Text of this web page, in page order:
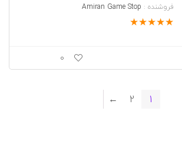
فروشنده : Amiran Game Stop
★
★
★
★
★
0
1
2
←